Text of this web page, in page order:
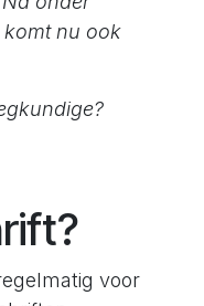
komt nu ook
voor